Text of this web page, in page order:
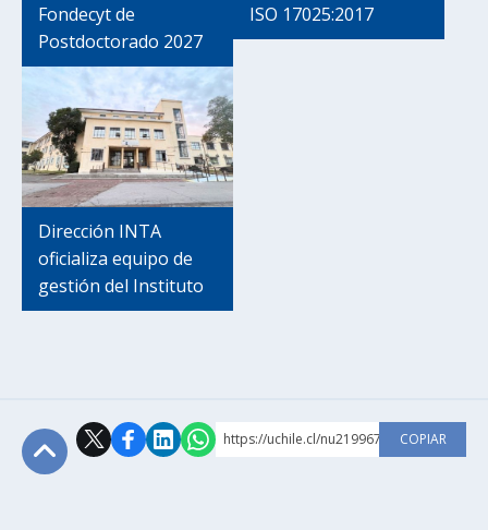
Fondecyt de
Postdoctorado 2027
ISO 17025:2017
Dirección INTA
oficializa equipo de
gestión del Instituto
https://uchile.cl/nu219967 COPIAR